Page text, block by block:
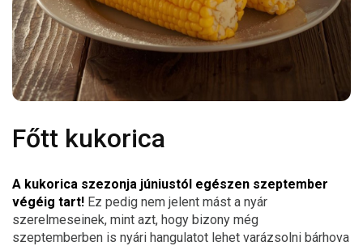
Főtt kukorica
A kukorica szezonja júniustól egészen szeptember
végéig tart! Ez pedig nem jelent mást a nyár
szerelmeseinek, mint azt, hogy bizony még
szeptemberben is nyári hangulatot lehet varázsolni bárhova